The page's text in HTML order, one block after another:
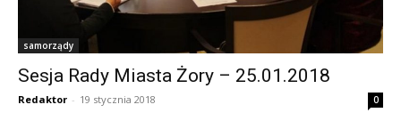
samorządy
Sesja Rady Miasta Żory – 25.01.2018
Redaktor - 19 stycznia 2018 0